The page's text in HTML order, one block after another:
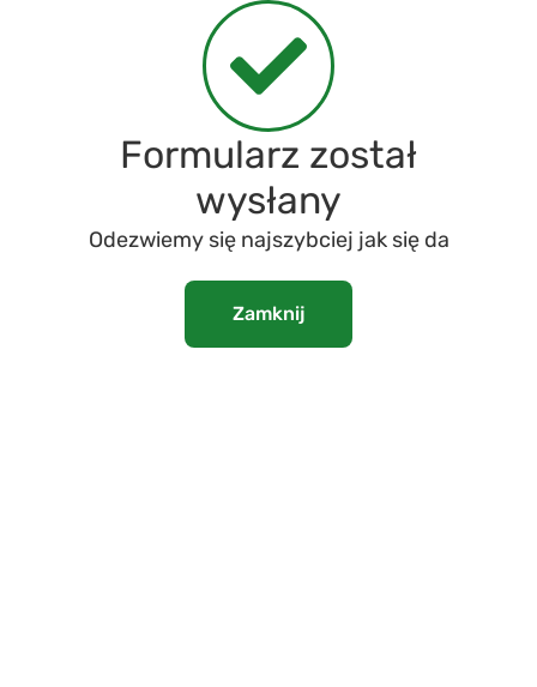
Formularz został
wysłany
Odezwiemy się najszybciej jak się da
Zamknij